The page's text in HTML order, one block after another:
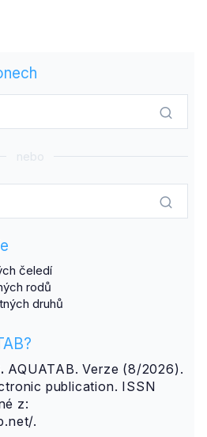
nebo
čeledí
rodů
druhů
AQUATAB. Verze (8/2026).
publication. ISSN
z:
.